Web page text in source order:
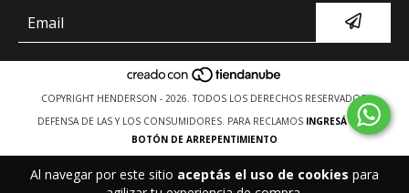
Al navegar por este sitio aceptás el uso de cookies para
COPYRIGHT HENDERSON - 2026. TODOS LOS DERECHOS RESERVADOS.
DEFENSA DE LAS Y LOS CONSUMIDORES. PARA RECLAMOS INGRESÁ ACÁ.
BOTÓN DE ARREPENTIMIENTO